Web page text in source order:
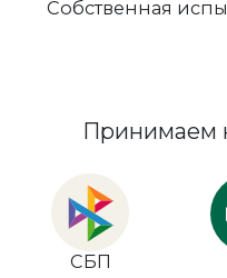
Собственная
Принимаем
СБП